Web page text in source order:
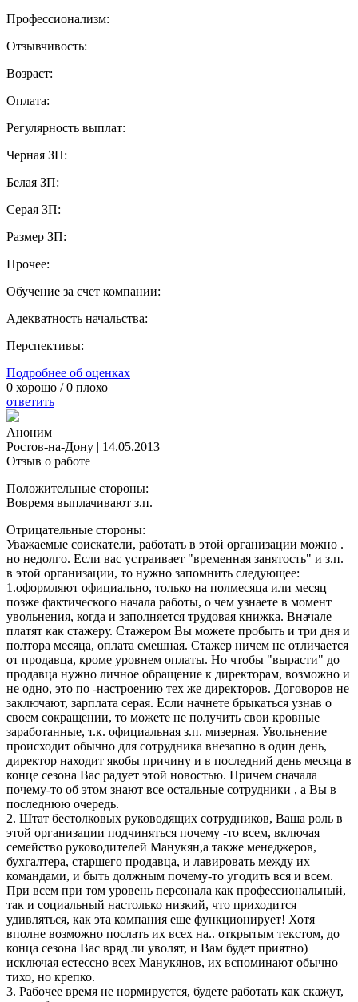
Профессионализм:
Отзывчивость:
Возраст:
Оплата:
Регулярность выплат:
Черная ЗП:
Белая ЗП:
Серая ЗП:
Размер ЗП:
Прочее:
Обучение за счет компании:
Адекватность начальства:
Перспективы:
Подробнее об оценках
0 хорошо /0 плохо
ответить
Аноним
Ростов-на-Дону | 14.05.2013
Отзыв о работе
Положительные стороны:
Вовремя выплачивают з.п.
Отрицательные стороны:
Уважаемые соискатели, работать в этой организации можно .
но недолго. Если вас устраивает "временная занятость" и з.п.
в этой организации, то нужно запомнить следующее:
1.оформляют официально, только на полмесяца или месяц
позже фактического начала работы, о чем узнаете в момент
увольнения, когда и заполняется трудовая книжка. Вначале
платят как стажеру. Стажером Вы можете пробыть и три дня и
полтора месяца, оплата смешная. Стажер ничем не отличается
от продавца, кроме уровнем оплаты. Но чтобы "вырасти" до
продавца нужно личное обращение к директорам, возможно и
не одно, это по -настроению тех же директоров. Договоров не
заключают, зарплата серая. Если начнете брыкаться узнав о
своем сокращении, то можете не получить свои кровные
заработанные, т.к. официальная з.п. мизерная. Увольнение
происходит обычно для сотрудника внезапно в один день,
директор находит якобы причину и в последний день месяца в
конце сезона Вас радует этой новостью. Причем сначала
почему-то об этом знают все остальные сотрудники , а Вы в
последнюю очередь.
2. Штат бестолковых руководящих сотрудников, Ваша роль в
этой организации подчиняться почему -то всем, включая
семейство руководителей Манукян,а также менеджеров,
бухгалтера, старшего продавца, и лавировать между их
командами, и быть должным почему-то угодить вся и всем.
При всем при том уровень персонала как профессиональный,
так и социальный настолько низкий, что приходится
удивляться, как эта компания еще функционирует! Хотя
вполне возможно послать их всех на.. открытым текстом, до
конца сезона Вас вряд ли уволят, и Вам будет приятно)
исключая естессно всех Манукянов, их вспоминают обычно
тихо, но крепко.
3. Рабочее время не нормируется, будете работать как скажут,